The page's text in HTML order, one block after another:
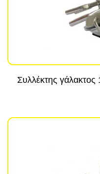
Συλλέκτης